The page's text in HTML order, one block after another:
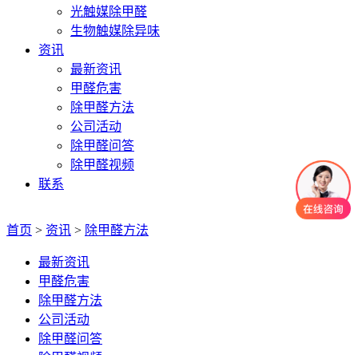
光触媒除甲醛
生物触媒除异味
资讯
最新资讯
甲醛危害
除甲醛方法
公司活动
除甲醛问答
除甲醛视频
联系
首页 > 资讯 > 除甲醛方法
最新资讯
甲醛危害
除甲醛方法
公司活动
除甲醛问答